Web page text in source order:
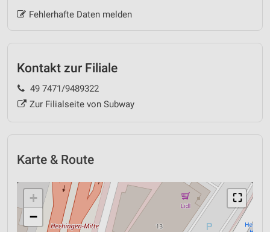
Fehlerhafte Daten melden
Kontakt zur Filiale
49 7471/9489322
Zur Filialseite von Subway
Karte & Route
⛶
+
−